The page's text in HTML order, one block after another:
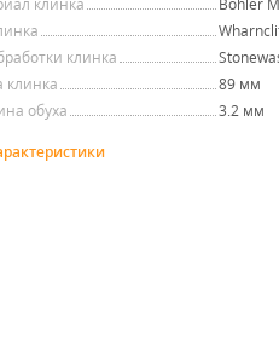
клинка
Bohler
клинка
клинка
89 мм
обуха
3.2 мм